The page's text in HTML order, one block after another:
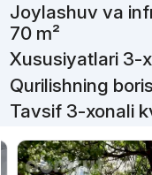
Joylashuv va
70 m²
Xususiyatlari 3-
Qurilishning
Tavsif 3-xonali